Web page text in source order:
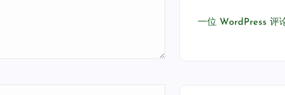
一位 WordPress 评